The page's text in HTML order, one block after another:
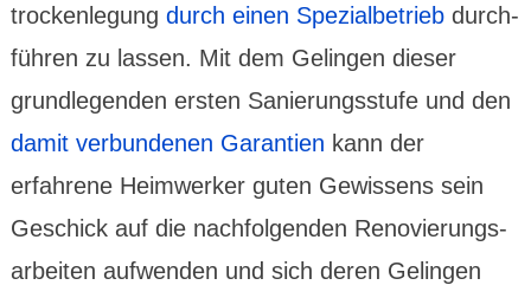
trocken­legung durch einen Spezial­betriebdurch­
führen zu lassen. Mit dem Gelingen dieser
grundlegenden ersten Sanierungs­stufe und den
damit verbundenen Garantien kann der
erfahrene Heim­werker guten Gewissens sein
Geschick auf die nachfol­genden Renovierungs­
arbeiten aufwenden und sich deren Gelingen